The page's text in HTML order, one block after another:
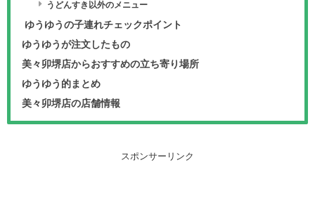
うどんすき以外のメニュー
ゆうゆうの子連れチェックポイント
ゆうゆうが注文したもの
美々卯堺店からおすすめの立ち寄り場所
ゆうゆう的まとめ
美々卯堺店の店舗情報
スポンサーリンク